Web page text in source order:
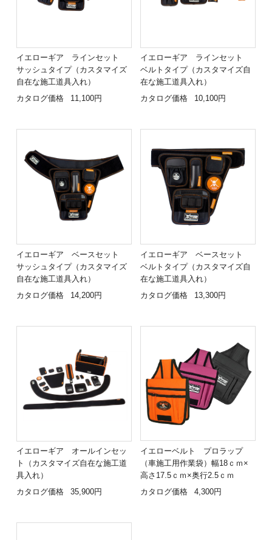
イエローギア ラインセット
サッシュタイプ（カスタマイズ
自在な施工道具入れ）
カタログ価格
11,100円
イエローギア ラインセット
ベルトタイプ（カスタマイズ自
在な施工道具入れ）
カタログ価格
10,100円
イエローギア ベースセット
サッシュタイプ（カスタマイズ
自在な施工道具入れ）
カタログ価格
14,200円
イエローギア ベースセット
ベルトタイプ（カスタマイズ自
在な施工道具入れ）
カタログ価格
13,300円
イエローギア オールインセッ
ト（カスタマイズ自在な施工道
具入れ）
カタログ価格
35,900円
イエローベルト プロラップ
（車施工用作業袋）幅18ｃｍ×
高さ17.5ｃｍ×奥行2.5ｃｍ
カタログ価格
4,300円